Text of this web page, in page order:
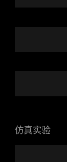
仿真实验